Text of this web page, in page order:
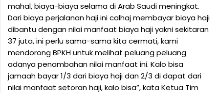
mahal, biaya-biaya selama di Arab Saudi meningkat.
Dari biaya perjalanan haji ini calhaj membayar biaya haji
dibantu dengan nilai manfaat biaya haji yakni sekitaran
37 juta, ini perlu sama-sama kita cermati, kami
mendorong BPKH untuk melihat peluang peluang
adanya penambahan nilai manfaat ini. Kalo bisa
jamaah bayar 1/3 dari biaya haji dan 2/3 di dapat dari
nilai manfaat setoran haji, kalo bisa”, kata Ketua Tim